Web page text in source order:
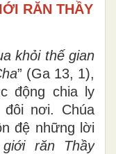
RĂN THẦY
khỏi thế gian
” (Ga 13, 1),
động chia ly
nơi. Chúa
đệ những lời
răn Thầy